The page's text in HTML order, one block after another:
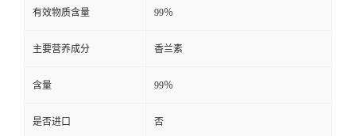
有效物质含量 99％
主要营养成分 香兰素
含量 99％
是否进口 否